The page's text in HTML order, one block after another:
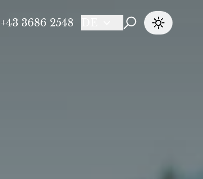
+43 3686 2548